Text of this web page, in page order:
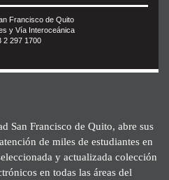
Francisco de Quito
y Vía Interoceánica
2 297 1700
San Francisco de Quito, abre sus
de miles de estudiantes en
y actualizada colección
en todas las áreas del